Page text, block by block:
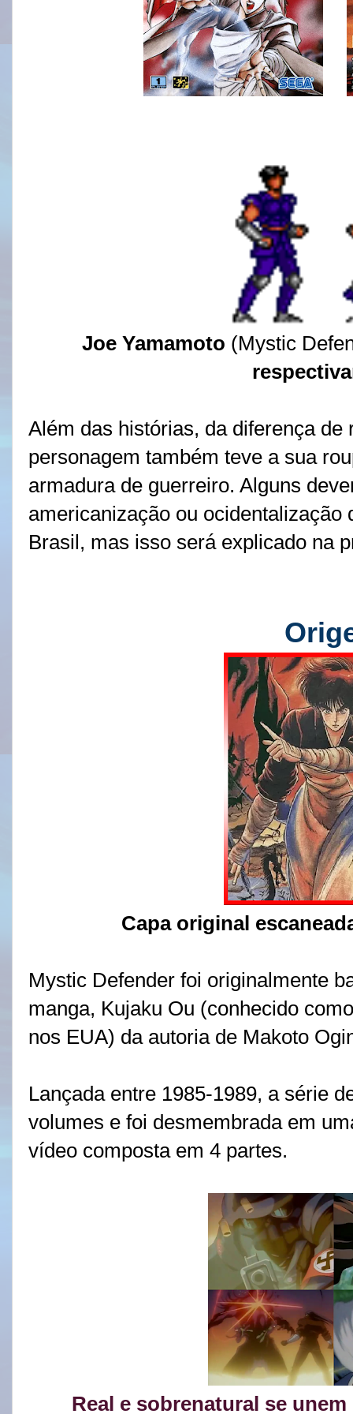
Joe Yamamoto (Mystic
Além das histórias, da diferença
personagem também teve a sua
armadura de guerreiro. Alguns
americanização ou ocidentalização
Brasil, mas isso será explicado na
Capa original
Mystic Defender foi originalmente
manga, Kujaku Ou (conhecido
nos EUA) da autoria de Makoto
Lançada entre 1985-1989, a série
volumes e foi desmembrada em
vídeo composta em 4 partes.
Real e sobrenatural se